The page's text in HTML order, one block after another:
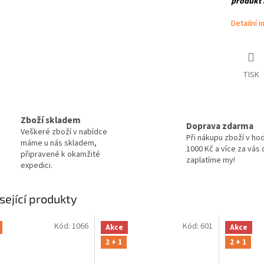
Detailní
TISK
Zboží skladem
Veškeré zboží v nabídce
máme u nás skladem,
připravené k okamžité
expedici.
Doprava zdarma
Při nákupu zboží v
1000 Kč a více za vás
zaplatíme my!
produkty
Kód: 1066
Akce
2 + 1
Kód: 601
Akce
2 + 1